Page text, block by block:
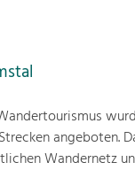
angeboten.
Wandernetz